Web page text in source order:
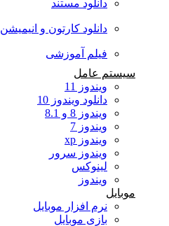
دانلود مستند
دانلود کارتون و انیمیشن
فیلم آموزشی
سیستم عامل
ویندوز 11
دانلود ویندوز 10
ویندوز 8 و 8.1
ویندوز 7
ویندوز xp
ویندوز سرور
لینوکس
ویندوز
موبایل
نرم افزار موبایل
بازی موبایل